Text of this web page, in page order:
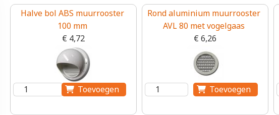
Halve bol ABS muurrooster
100 mm
€ 4,72
Rond aluminium muurrooster
AVL 80 met vogelgaas
€ 6,26
Paginering